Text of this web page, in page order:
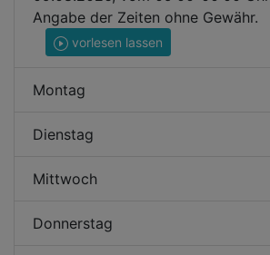
Angabe der Zeiten ohne Gewähr.
vorlesen lassen
Montag
Dienstag
Mittwoch
Donnerstag